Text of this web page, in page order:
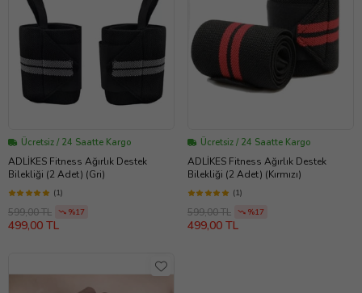
Ücretsiz / 24 Saatte Kargo
ADLİKES Fitness Ağırlık Destek
Bilekliği (2 Adet) (Gri)
(1)
599,00 TL %17
499,00 TL
Ücretsiz / 24 Saatte Kargo
ADLİKES Fitness Ağırlık Destek
Bilekliği (2 Adet) (Kırmızı)
(1)
599,00 TL %17
499,00 TL